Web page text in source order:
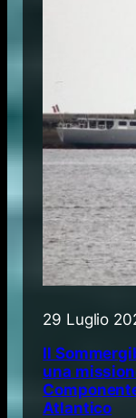
29 Luglio
Il
una
Atlantico